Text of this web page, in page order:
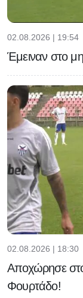
02.08.2026 | 19:54
Έμειναν στο
02.08.2026 | 18:30
Αποχώρησε
Φουρτάδο!